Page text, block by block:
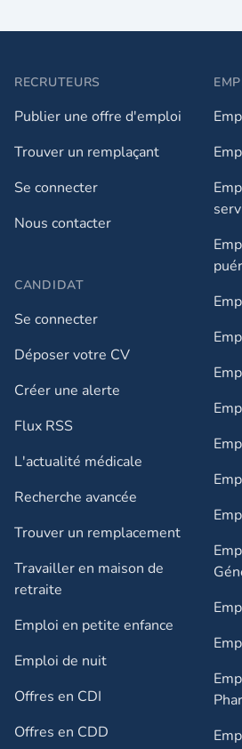
RECRUTEURS
Publier une offre d'emploi
Trouver un remplaçant
Se connecter
Nous contacter
CANDIDAT
Se connecter
Déposer votre CV
Créer une alerte
Flux RSS
L'actualité médicale
Recherche avancée
Trouver un remplacement
Travailler en maison de
retraite​
Emploi en petite enfance​
Emploi de nuit​
Offres en CDI
Offres en CDD